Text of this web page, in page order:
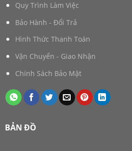
Quy Trình Làm Việc
Bảo Hành - Đổi Trả
Hình Thức Thanh Toán
Vận Chuyển - Giao Nhận
Chính Sách Bảo Mật
BẢN ĐỒ